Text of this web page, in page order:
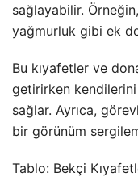
sağlayabilir.
yağmurluk gibi ek
Bu kıyafetler ve
getirirken
sağlar. Ayrıca,
bir görünüm
Tablo: Bekçi